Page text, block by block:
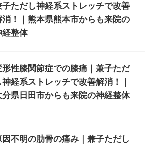
子ただし神経系ストレッチで改善
消！｜熊本県熊本市からも来院の
経整体
形性膝関節症での膝痛｜兼子ただ
神経系ストレッチで改善解消！｜
分県日田市からも来院の神経整体
因不明の肋骨の痛み｜兼子ただし